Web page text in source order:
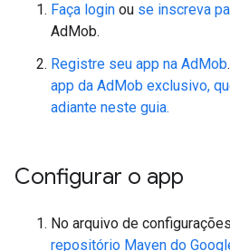
Faça login ou se inscreva
AdMob.
Registre seu app na AdMob.
app da AdMob exclusivo,
adiante neste guia.
Configurar o app
No arquivo de
repositório Maven do